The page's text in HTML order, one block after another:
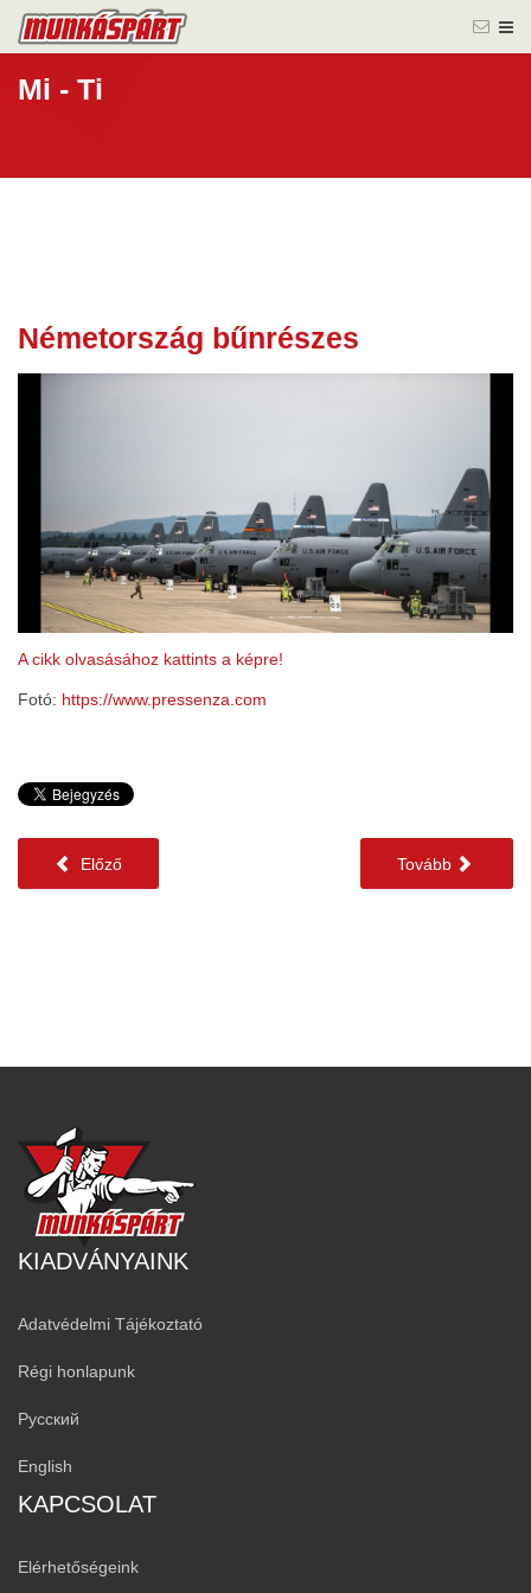
Mi - Ti
Németország bűnrészes
A cikk olvasásához kattints a képre!
Fotó: https://www.pressenza.com
Előző Tovább
KIADVÁNYAINK
Adatvédelmi Tájékoztató
Régi honlapunk
Русский
English
KAPCSOLAT
Elérhetőségeink